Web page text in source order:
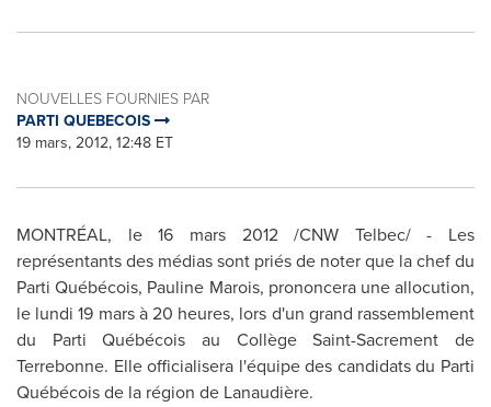
NOUVELLES FOURNIES PAR
PARTI QUEBECOIS
19 mars, 2012, 12:48 ET
MONTRÉAL, le 16 mars 2012 /CNW Telbec/ - Les
représentants des médias sont priés de noter que la chef du
Parti Québécois, Pauline Marois, prononcera une allocution,
le lundi 19 mars à 20 heures, lors d'un grand rassemblement
du Parti Québécois au Collège Saint-Sacrement de
Terrebonne. Elle officialisera l'équipe des candidats du Parti
Québécois de la région de Lanaudière.